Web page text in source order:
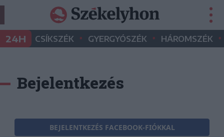
24H CSÍKSZÉK • GYERGYÓSZÉK • HÁROMSZÉK •
Bejelentkezés
BEJELENTKEZÉS FACEBOOK-FIÓKKAL